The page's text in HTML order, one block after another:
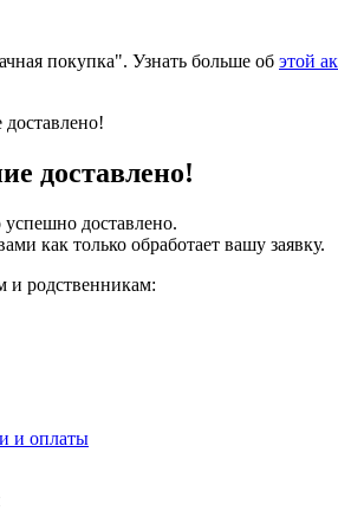
покупка". Узнать больше об этой
доставлено!
доставлено.
как только обработает вашу заявку.
и родственникам:
и оплаты